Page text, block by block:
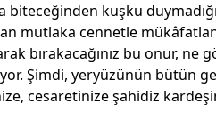
biteceğinden kuşku
mutlaka cennetle
bırakacağınız bu onur, ne
Şimdi, yeryüzünün bütün
cesaretinize şahidiz